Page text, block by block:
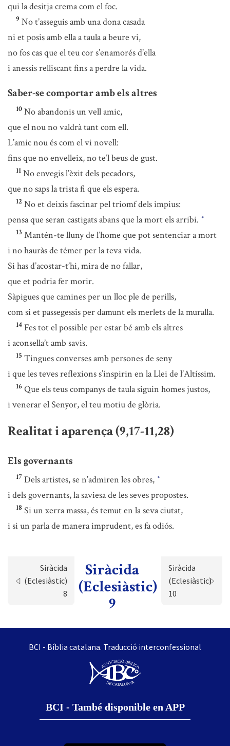
qui la desitja crema com el foc.
9 No t’asseguis amb una dona casada
ni et posis amb ella a taula a beure vi,
no fos cas que el teu cor s’enamorés d’ella
i anessis relliscant fins a perdre la vida.
Saber-se comportar amb els altres
10 No abandonis un vell amic,
que el nou no valdrà tant com ell.
L’amic nou és com el vi novell:
fins que no envelleix, no te’l beus de gust.
11 No envegis l’èxit dels pecadors,
que no saps la trista fi que els espera.
12 No et deixis fascinar pel triomf dels impius:
pensa que seran castigats abans que la mort els arribi. *
13 Mantén-te lluny de l’home que pot sentenciar a mort
i no hauràs de témer per la teva vida.
Si has d’acostar-t’hi, mira de no fallar,
que et podria fer morir.
Sàpigues que camines per un lloc ple de perills,
com si et passegessis per damunt els merlets de la muralla.
14 Fes tot el possible per estar bé amb els altres
i aconsella’t amb savis.
15 Tingues converses amb persones de seny
i que les teves reflexions s’inspirin en la Llei de l’Altíssim.
16 Que els teus companys de taula siguin homes justos,
i venerar el Senyor, el teu motiu de glòria.
Realitat i aparença (9,17-11,28)
Els governants
17 Dels artistes, se n’admiren les obres, *
i dels governants, la saviesa de les seves propostes.
18 Si un xerra massa, és temut en la seva ciutat,
i si un parla de manera imprudent, es fa odiós.
Siràcida
(Eclesiàstic)
8
Siràcida
(Eclesiàstic)
9
Siràcida
(Eclesiàstic)
10
BCI - Bíblia catalana. Traducció interconfessional
BCI - També disponible en APP